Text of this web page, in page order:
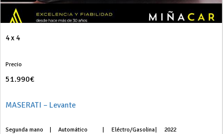
4 x 4
Precio
51.990€
MASERATI – Levante
Segunda mano Automático Eléctro/Gasolina 2022